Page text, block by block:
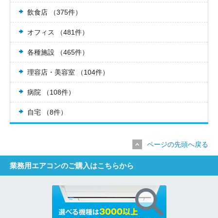
飲食店 （375件）
オフィス （481件）
各種施設 （465件）
理容店・美容室 （104件）
病院 （108件）
自宅 （8件）
ページの先頭へ戻る
業務用エアコンのご購入はこちらから